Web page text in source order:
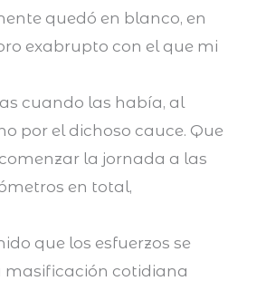
quedó en blanco, en
exabrupto con el que mi
cuando las había, al
por el dichoso cauce. Que
la jornada a las
en total,
que los esfuerzos se
masificación cotidiana